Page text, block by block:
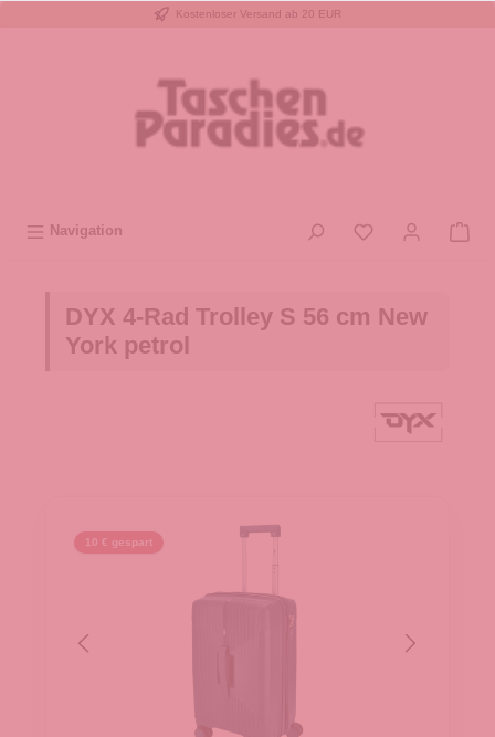
Kostenloser Versand ab 20 EUR
Navigation
DYX 4-Rad Trolley S 56 cm New
York petrol
10 € gespart